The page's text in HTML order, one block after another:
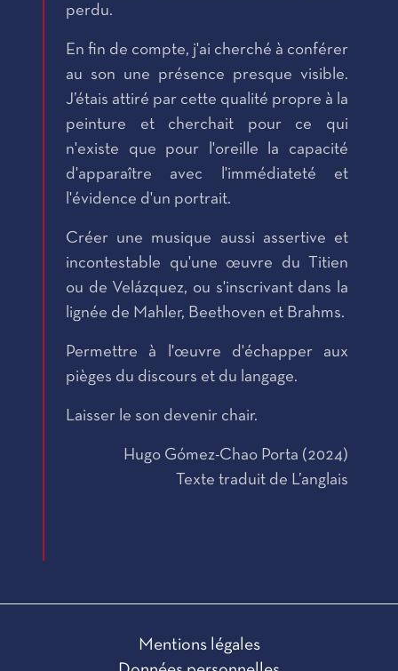
perdu.
En fin de compte, j'ai cherché à conférer
au son une présence presque visible.
J’étais attiré par cette qualité propre à la
peinture et cherchait pour ce qui
n'existe que pour l'oreille la capacité
d'apparaître avec l'immédiateté et
l'évidence d'un portrait.
Créer une musique aussi assertive et
incontestable qu'une œuvre du Titien
ou de Velázquez, ou s'inscrivant dans la
lignée de Mahler, Beethoven et Brahms.
Permettre à l'œuvre d'échapper aux
pièges du discours et du langage.
Laisser le son devenir chair.
Hugo Gómez-Chao Porta (2024)
Texte traduit de L’anglais
Mentions légales